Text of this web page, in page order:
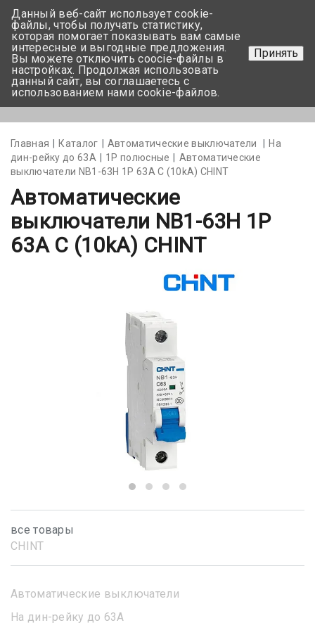
+375 17-350-99-56
+375 44-752-82-08
Задать вопрос
Главная Каталог Автоматические выключатели
На
дин-рейку до 63А
1Р полюсные
Автоматические
выключатели NB1-63H 1P 63A C (10kA) CHINT
Автоматические
выключатели NB1-63H 1P
63A C (10kA) CHINT
все товары
CHINT
Автоматические выключатели
На дин-рейку до 63А
Данный веб-сайт использует cookie-
файлы, чтобы получать статистику,
которая помогает показывать вам самые
интересные и выгодные предложения.
Вы можете отключить coocie-файлы в
настройках. Продолжая использовать
данный сайт, вы соглашаетесь с
использованием нами cookie-файлов.
Принять